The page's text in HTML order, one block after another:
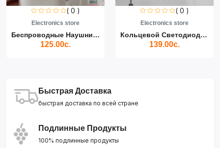
( 0 )
Electronics store
Беспроводные Наушники Air...
125.00с.
( 0 )
Electronics store
Кольцевой Светодиодный Св...
139.00с.
Быстрая Доставка
быстрая доставка по всей стране
Подлинные Продукты
100% подлинные продукты